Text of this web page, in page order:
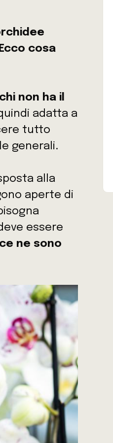
cosa
non ha il
adatta a
tutto
generali.
alla
aperte di
essere
ne sono